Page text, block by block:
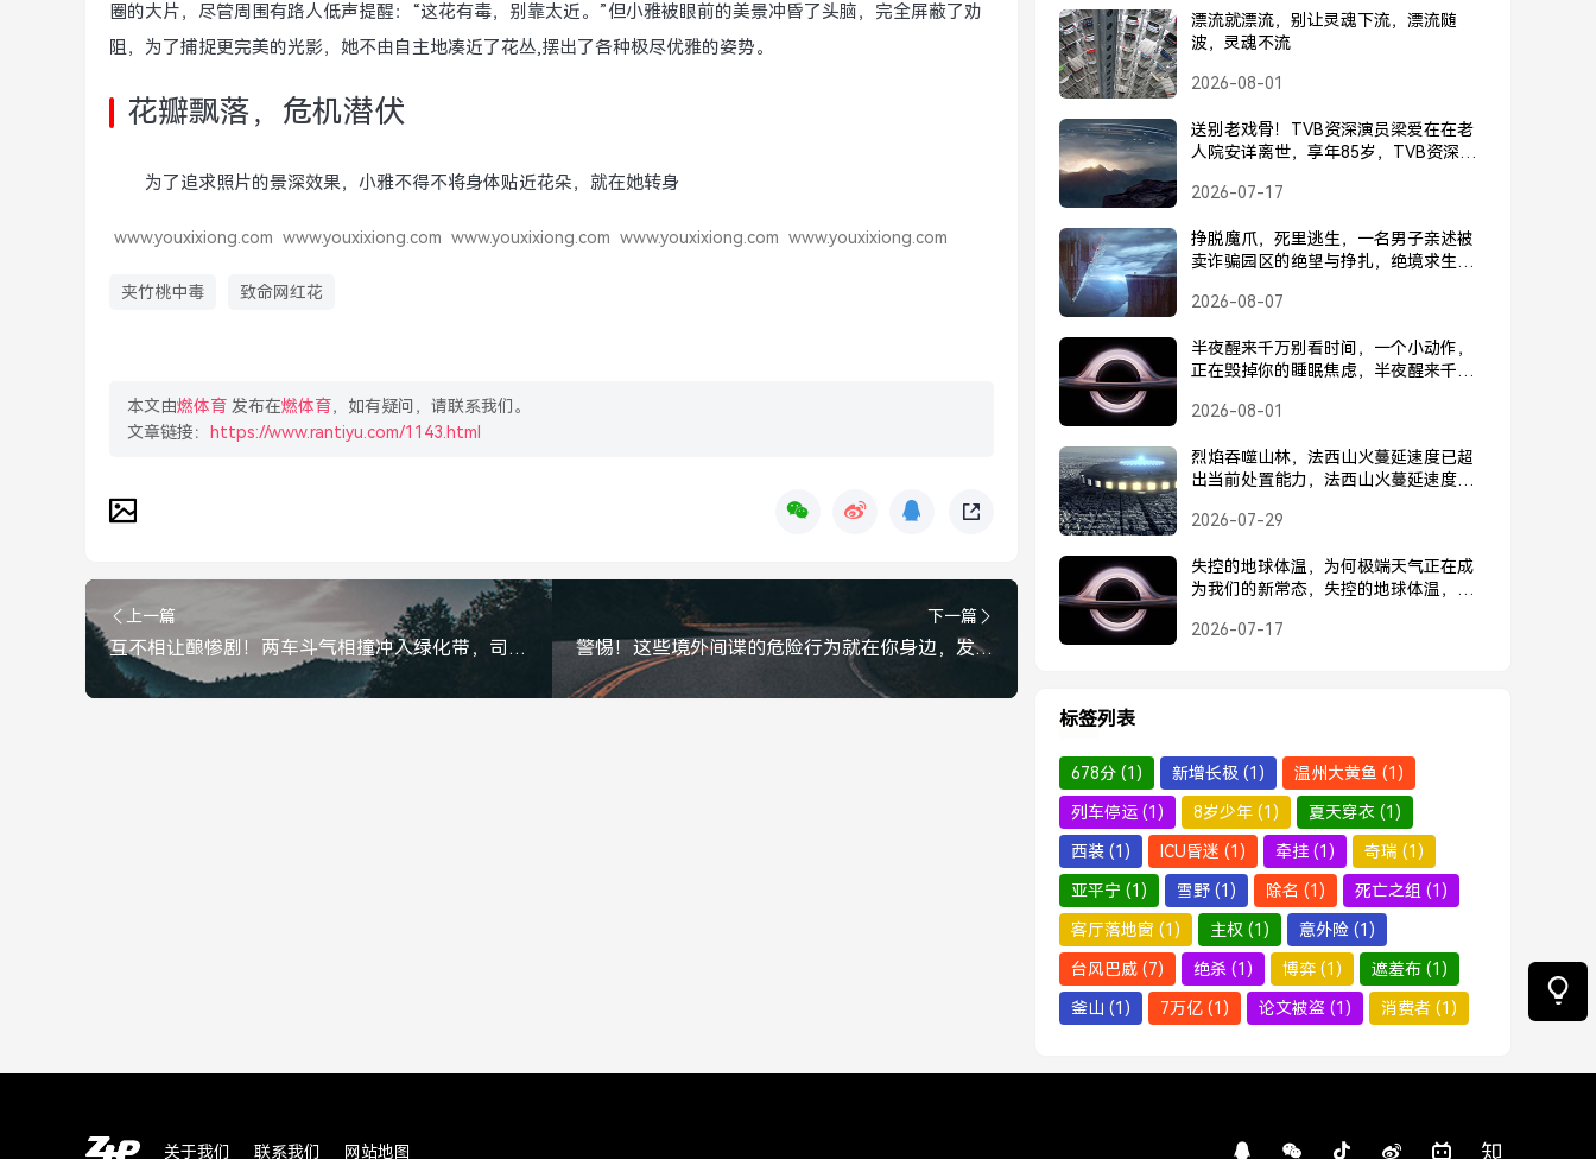
圈的大片，尽管周围有路人低声提醒：“这花有毒，别靠太近。”但小雅被眼前的美景冲昏了头脑，完全屏蔽了劝
阻，为了捕捉更完美的光影，她不由自主地凑近了花丛,摆出了各种极尽优雅的姿势。
花瓣飘落，危机潜伏
为了追求照片的景深效果，小雅不得不将身体贴近花朵，就在她转身
www.youxixiong.com www.youxixiong.com www.youxixiong.com www.youxixiong.com www.youxixiong.com
夹竹桃中毒 致命网红花
本文由燃体育 发布在燃体育，如有疑问，请联系我们。
文章链接：
https://www.rantiyu.com/1143.html
上一篇
互不相让酿惨剧！两车斗气相撞冲入绿化带，司机被拘，两车斗气相撞冲入绿化带，互不相让酿惨剧司机被拘
下一篇
警惕！这些境外间谍的危险行为就在你身边，发现请立即举报！警惕！境外间谍危险行为就在身边，发现请立即举报
漂流就漂流，别让灵魂下流，漂流随
波，灵魂不流
2026-08-01
送别老戏骨！TVB资深演员梁爱在在老
人院安详离世，享年85岁，TVB资深演
2026-07-17
挣脱魔爪，死里逃生，一名男子亲述被
卖诈骗园区的绝望与挣扎，绝境求生！
2026-08-07
半夜醒来千万别看时间，一个小动作，
正在毁掉你的睡眠焦虑，半夜醒来千万
2026-08-01
烈焰吞噬山林，法西山火蔓延速度已超
出当前处置能力，法西山火蔓延速度超
2026-07-29
失控的地球体温，为何极端天气正在成
为我们的新常态，失控的地球体温，为
2026-07-17
标签列表
678分 (1) 新增长极 (1) 温州大黄鱼 (1)
列车停运 (1) 8岁少年 (1) 夏天穿衣 (1)
西装 (1) ICU昏迷 (1) 牵挂 (1) 奇瑞 (1)
亚平宁 (1) 雪野 (1) 除名 (1) 死亡之组 (1)
客厅落地窗 (1) 主权 (1) 意外险 (1)
台风巴威 (7) 绝杀 (1) 博弈 (1) 遮羞布 (1)
釜山 (1) 7万亿 (1) 论文被盗 (1) 消费者 (1)
关于我们 联系我们 网站地图